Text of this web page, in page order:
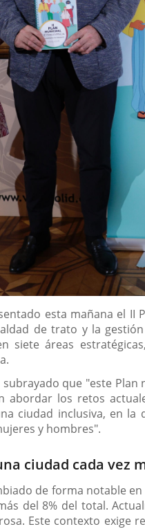
esta mañana el
de trato y la
siete áreas
que "este
abordar los retos
ciudad inclusiva, en
y hombres".
ciudad cada vez
de forma notable
del 8% del total.
Este contexto exige